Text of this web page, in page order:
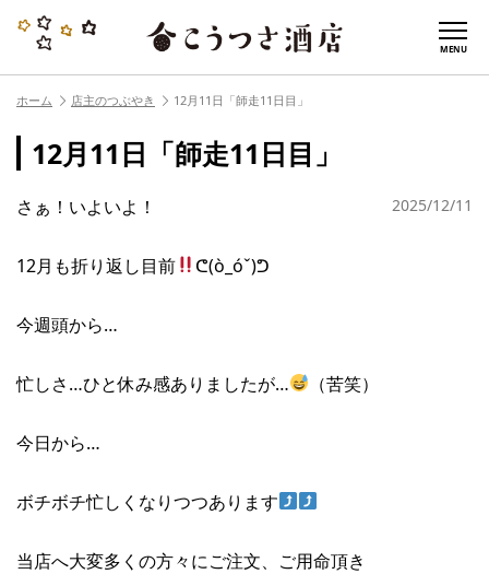
MENU
ホーム 店主のつぶやき 12月11日「師走11日目」
12月11日「師走11日目」
2025/12/11
さぁ！いよいよ！
12月も折り返し目前 ᕦ(ò_óˇ)ᕤ
今週頭から…
忙しさ…ひと休み感ありましたが… （苦笑）
今日から…
ボチボチ忙しくなりつつあります
当店へ大変多くの方々にご注文、ご用命頂き